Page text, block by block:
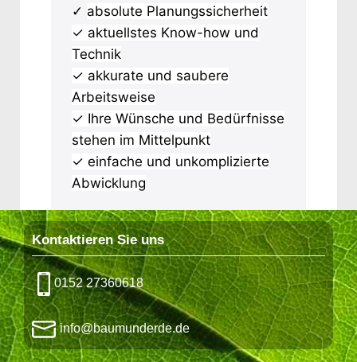
✓ absolute Planungssicherheit
✓ aktuellstes Know-how und
Technik
✓ akkurate und saubere
Arbeitsweise
✓ Ihre Wünsche und Bedürfnisse
stehen im Mittelpunkt
✓ einfache und unkomplizierte
Abwicklung
Kontaktieren Sie uns
0152 27360618
info@baumunderde.de